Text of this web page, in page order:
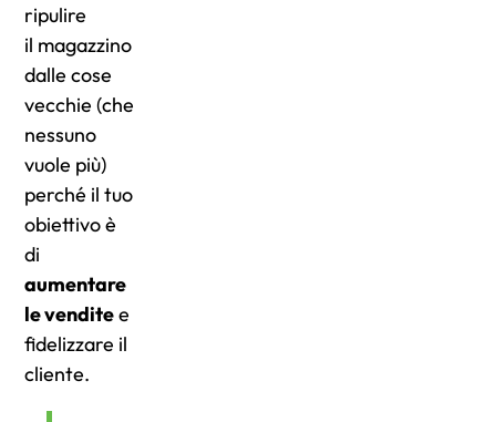
ripulire
il magazzino
dalle cose
vecchie (che
nessuno
vuole più)
perché il tuo
obiettivo è
di
aumentare
le venditee
fidelizzare il
cliente.